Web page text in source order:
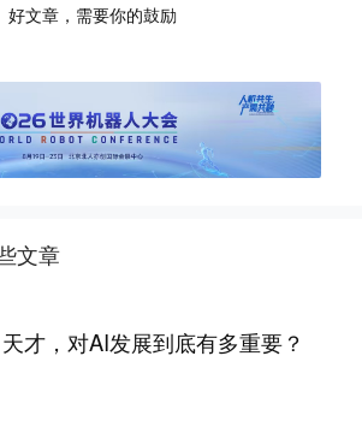
好文章，需要你的鼓励
文章
天才，对AI发展到底有多重要？